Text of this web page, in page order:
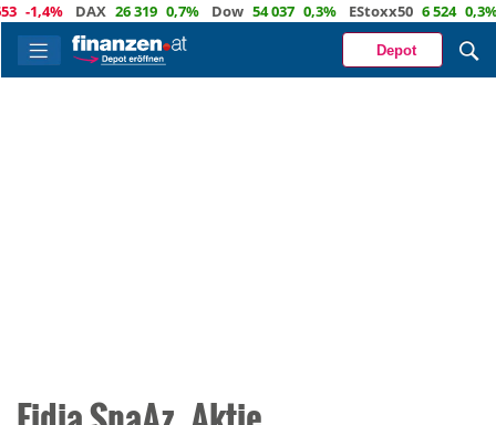
DAX 26 319 0,7% Dow 54 037 0,3% EStoxx50 6 524 0,3%
Depot